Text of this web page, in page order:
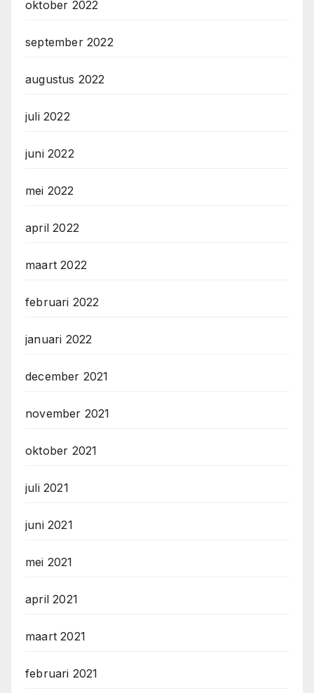
oktober 2022
september 2022
augustus 2022
juli 2022
juni 2022
mei 2022
april 2022
maart 2022
februari 2022
januari 2022
december 2021
november 2021
oktober 2021
juli 2021
juni 2021
mei 2021
april 2021
maart 2021
februari 2021